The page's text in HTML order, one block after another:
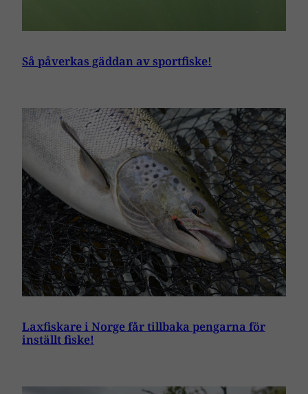
Så påverkas gäddan av sportfiske!
Laxfiskare i Norge får tillbaka pengarna för
inställt fiske!